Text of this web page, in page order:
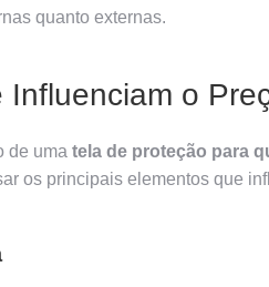
quanto externas.
Influenciam o
de uma tela de proteção para
os principais elementos que